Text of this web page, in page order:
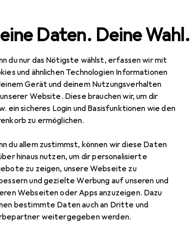
Daten. Deine Wahl.
du nur das Nötigste wählst, erfassen wir mit
und ähnlichen Technologien Informationen
Gerät und deinem Nutzungsverhalten
Website. Diese brauchen wir, um dir
ein sicheres Login und Basisfunktionen wie den
zu ermöglichen.
du allem zustimmst, können wir diese Daten
hinaus nutzen, um dir personalisierte
zu zeigen, unsere Webseite zu
und gezielte Werbung auf unseren und
Webseiten oder Apps anzuzeigen. Dazu
bestimmte Daten auch an Dritte und
weitergegeben werden.
Gesamtsortiment Wohnen Heimtextilien